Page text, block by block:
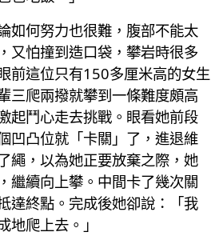
如何努力也很難，腹部不能太
又怕撞到造口袋，攀岩時很多
前這位只有150多厘米高的女生
三爬兩撥就攀到一條難度頗高
起鬥心走去挑戰。眼看她前段
凹凸位就「卡關」了，進退維
繩，以為她正要放棄之際，她
繼續向上攀。中間卡了幾次關
達終點。完成後她卻說：「我
地爬上去。」